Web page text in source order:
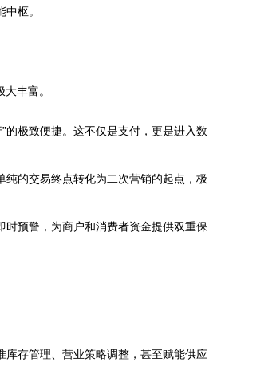
枢。
丰富。
的极致便捷。这不仅是支付，更是进入数
纯的交易终点转化为二次营销的起点，极
时预警，为商户和消费者资金提供双重保
存管理、营业策略调整，甚至赋能供应